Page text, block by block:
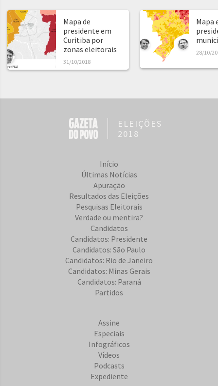
Mapa de
presidente em
Curitiba por
zonas eleitorais
31/10/2018
Mapa
28/10/
ELEIÇÕES
2018
Início
Últimas Notícias
Apuração
Resultados das Eleições
Pesquisas Eleitorais
Verdade ou mentira?
Candidatos
Candidatos: Presidente
Candidatos: São Paulo
Candidatos: Rio de Janeiro
Candidatos: Minas Gerais
Candidatos: Paraná
Partidos
Assine
Especiais
Infográficos
Vídeos
Podcasts
Expediente